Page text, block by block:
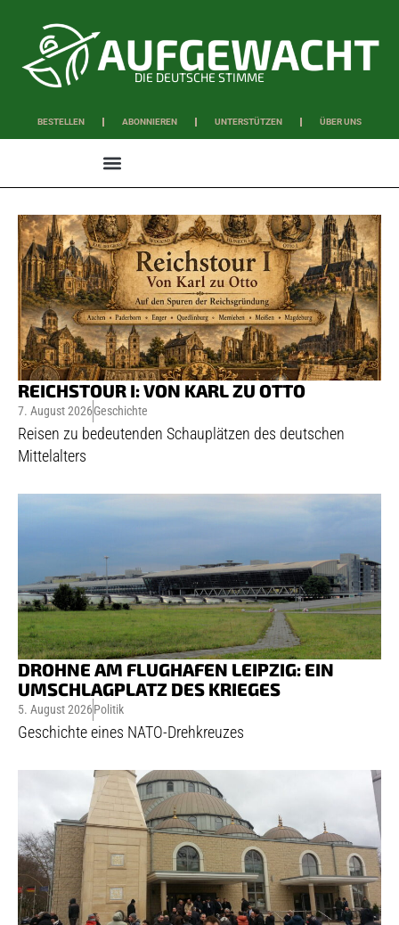
DIE DEUTSCHE STIMME
BESTELLEN ABONNIEREN UNTERSTÜTZEN ÜBER UNS
REICHSTOUR I: VON KARL ZU OTTO
7. August 2026Geschichte
Reisen zu bedeutenden Schauplätzen des deutschen
Mittelalters
DROHNE AM FLUGHAFEN LEIPZIG: EIN
UMSCHLAGPLATZ DES KRIEGES
5. August 2026Politik
Geschichte eines NATO-Drehkreuzes